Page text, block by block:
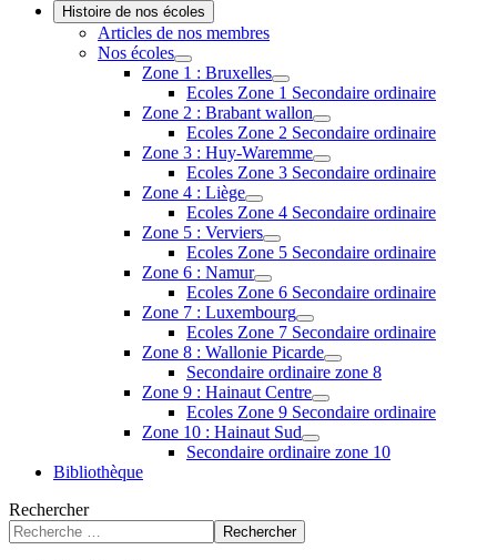
Histoire de nos écoles
Articles de nos membres
Nos écoles
Zone 1 : Bruxelles
Ecoles Zone 1 Secondaire ordinaire
Zone 2 : Brabant wallon
Ecoles Zone 2 Secondaire ordinaire
Zone 3 : Huy-Waremme
Ecoles Zone 3 Secondaire ordinaire
Zone 4 : Liège
Ecoles Zone 4 Secondaire ordinaire
Zone 5 : Verviers
Ecoles Zone 5 Secondaire ordinaire
Zone 6 : Namur
Ecoles Zone 6 Secondaire ordinaire
Zone 7 : Luxembourg
Ecoles Zone 7 Secondaire ordinaire
Zone 8 : Wallonie Picarde
Secondaire ordinaire zone 8
Zone 9 : Hainaut Centre
Ecoles Zone 9 Secondaire ordinaire
Zone 10 : Hainaut Sud
Secondaire ordinaire zone 10
Bibliothèque
Rechercher
Rechercher